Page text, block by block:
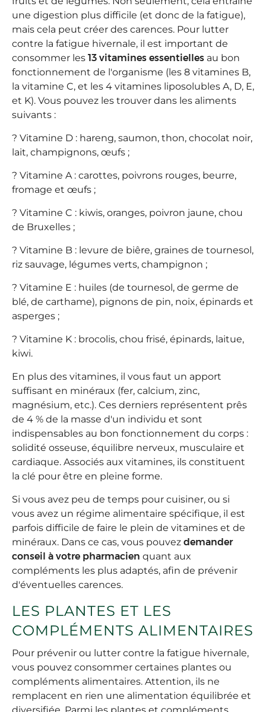
une digestion plus difficile (et donc de la fatigue),
mais cela peut créer des carences. Pour lutter
contre la fatigue hivernale, il est important de
consommer les 13 vitamines essentielles au bon
fonctionnement de l'organisme (les 8 vitamines B,
la vitamine C, et les 4 vitamines liposolubles A, D, E,
et K). Vous pouvez les trouver dans les aliments
suivants :
? Vitamine D : hareng, saumon, thon, chocolat noir,
lait, champignons, œufs ;
? Vitamine A : carottes, poivrons rouges, beurre,
fromage et œufs ;
? Vitamine C : kiwis, oranges, poivron jaune, chou
de Bruxelles ;
? Vitamine B : levure de biêre, graines de tournesol,
riz sauvage, légumes verts, champignon ;
? Vitamine E : huiles (de tournesol, de germe de
blé, de carthame), pignons de pin, noix, épinards et
asperges ;
? Vitamine K : brocolis, chou frisé, épinards, laitue,
kiwi.
En plus des vitamines, il vous faut un apport
suffisant en minéraux (fer, calcium, zinc,
magnésium, etc.). Ces derniers représentent prês
de 4 % de la masse d'un individu et sont
indispensables au bon fonctionnement du corps :
solidité osseuse, équilibre nerveux, musculaire et
cardiaque. Associés aux vitamines, ils constituent
la clé pour être en pleine forme.
Si vous avez peu de temps pour cuisiner, ou si
vous avez un régime alimentaire spécifique, il est
parfois difficile de faire le plein de vitamines et de
minéraux. Dans ce cas, vous pouvez demander
conseil à votre pharmacien quant aux
compléments les plus adaptés, afin de prévenir
d'éventuelles carences.
LES PLANTES ET LES
COMPLÉMENTS ALIMENTAIRES
Pour prévenir ou lutter contre la fatigue hivernale,
vous pouvez consommer certaines plantes ou
compléments alimentaires. Attention, ils ne
remplacent en rien une alimentation équilibrée et